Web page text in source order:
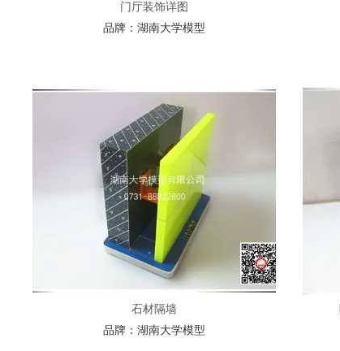
门厅装饰详图
品牌： 湖南大学模型
石材隔墙
品牌： 湖南大学模型